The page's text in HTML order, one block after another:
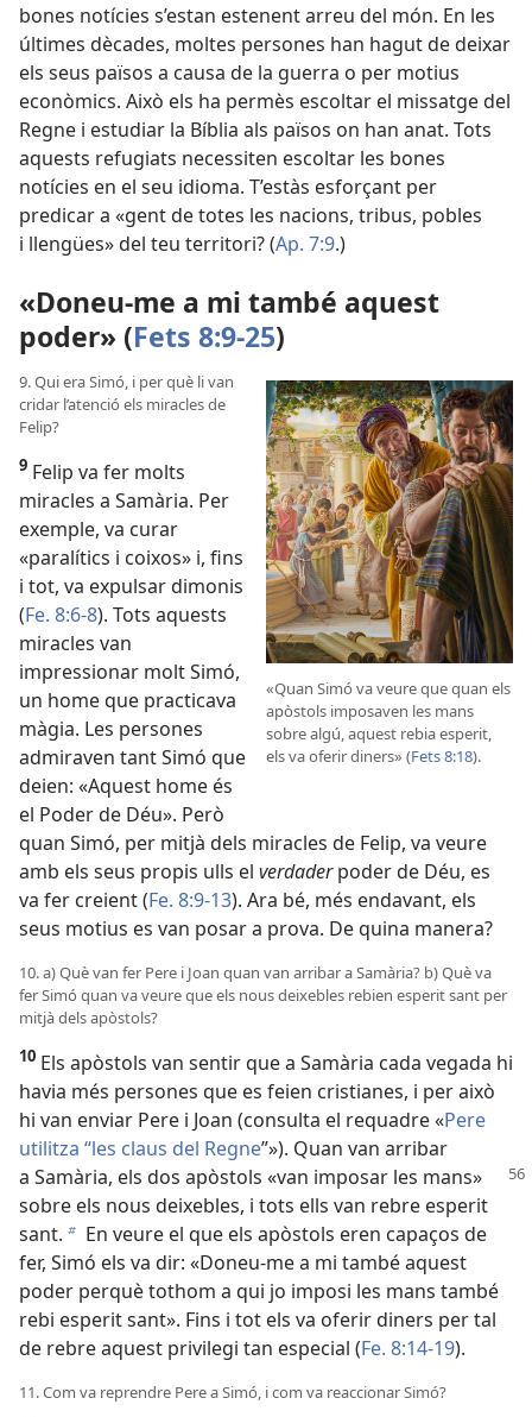
bones notícies s’estan estenent arreu del món. En les
últimes dècades, moltes persones han hagut de deixar
els seus països a causa de la guerra o per motius
econòmics. Això els ha permès escoltar el missatge del
Regne i estudiar la Bíblia als països on han anat. Tots
aquests refugiats necessiten escoltar les bones
notícies en el seu idioma. T’estàs esforçant per
predicar a «gent de totes les nacions, tribus, pobles
i llengües» del teu territori? (Ap. 7:9.)
«Doneu-me a mi també aquest
poder» (Fets 8:9-25)
«Quan Simó va veure que quan els
apòstols imposaven les mans
sobre algú, aquest rebia esperit,
els va oferir diners» (Fets 8:18).
9. Qui era Simó, i per què li van
cridar l’atenció els miracles de
Felip?
9 Felip va fer molts
miracles a Samària. Per
exemple, va curar
«paralítics i coixos» i, fins
i tot, va expulsar dimonis
(Fe. 8:6-8). Tots aquests
miracles van
impressionar molt Simó,
un home que practicava
màgia. Les persones
admiraven tant Simó que
deien: «Aquest home és
el Poder de Déu». Però
quan Simó, per mitjà dels miracles de Felip, va veure
amb els seus propis ulls el verdaderpoder de Déu, es
va fer creient (Fe. 8:9-13). Ara bé, més endavant, els
seus motius es van posar a prova. De quina manera?
10. a) Què van fer Pere i Joan quan van arribar a Samària? b) Què va
fer Simó quan va veure que els nous deixebles rebien esperit sant per
mitjà dels apòstols?
10 Els apòstols van sentir que a Samària cada vegada hi
havia més persones que es feien cristianes, i per això
hi van enviar Pere i Joan (consulta el requadre «Pere
utilitza “les claus del Regne”»). Quan van arribar
a Samària, els dos apòstols «van imposar les mans»
sobre els nous deixebles, i tots ells van rebre esperit
sant. b En veure el que els apòstols eren capaços de
fer, Simó els va dir: «Doneu-me a mi també aquest
poder perquè tothom a qui jo imposi les mans també
rebi esperit sant». Fins i tot els va oferir diners per tal
de rebre aquest privilegi tan especial (Fe. 8:14-19).
11. Com va reprendre Pere a Simó, i com va reaccionar Simó?